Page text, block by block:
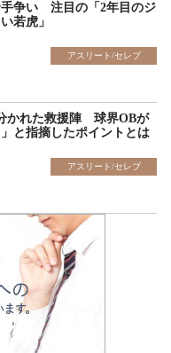
手争い 注目の「2年目のジ
若虎」
アスリート/セレブ
かれた救援陣 球界OBが
」と指摘したポイントとは
アスリート/セレブ